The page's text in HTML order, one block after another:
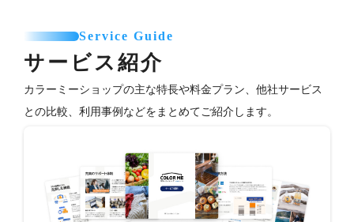
Service Guide
サービス紹介
カラーミーショップの主な特長や料金プラン、他社サービス
との比較、利用事例などをまとめてご紹介します。